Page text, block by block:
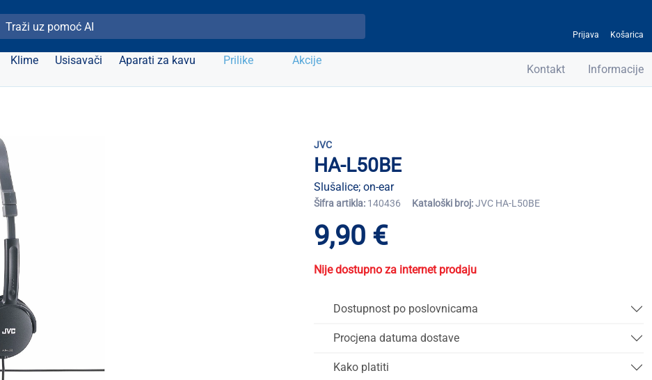
Pretraži Elipso
Prijava Košarica
Klime Usisavači Aparati za kavu Prilike Akcije
Kontakt Informacije
JVC
HA-L50BE
Slušalice; on-ear
Šifra artikla: 140436 Kataloški broj:JVC HA-L50BE
9,90 €
Nije dostupno za internet prodaju
Dostupnost po poslovnicama
Procjena datuma dostave
Kako platiti